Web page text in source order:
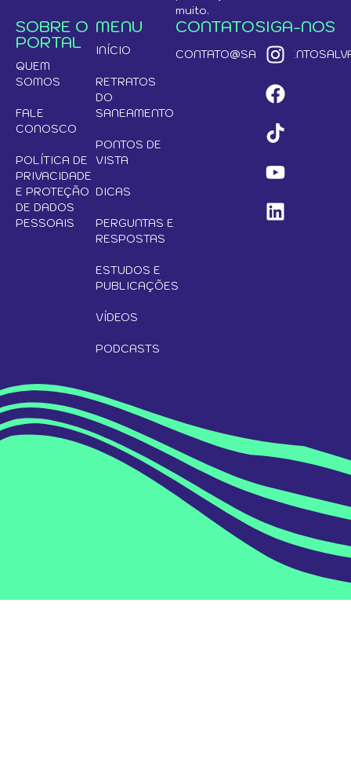
muito.
SOBRE O
PORTAL
QUEM
SOMOS
FALE
CONOSCO
POLÍTICA DE
PRIVACIDADE
E PROTEÇÃO
DE DADOS
PESSOAIS
MENU
INÍCIO
RETRATOS
DO
SANEAMENTO
PONTOS DE
VISTA
DICAS
PERGUNTAS E
RESPOSTAS
ESTUDOS E
PUBLICAÇÕES
VÍDEOS
PODCASTS
CONTATOSIGA-NOS